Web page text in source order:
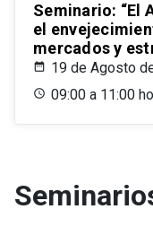
Seminario: “El
el
mercados y
19 de Agosto
09:00 a 11:00